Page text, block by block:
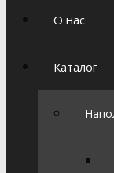
О нас
Каталог